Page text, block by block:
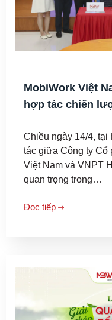
MobiWork Việt
hợp tác chiến
Chiều ngày 14/4, tại
tác giữa Công ty Cổ
Việt Nam và VNPT
quan trọng trong…
Đọc tiếp